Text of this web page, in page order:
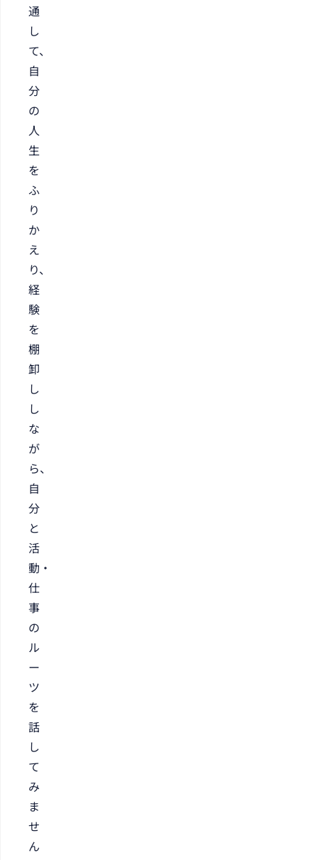
通
し
て、
自
分
の
人
生
を
ふ
り
か
え
り、
経
験
を
棚
卸
し
し
な
が
ら、
自
分
と
活
動・
仕
事
の
ル
ー
ツ
を
話
し
て
み
ま
せ
ん